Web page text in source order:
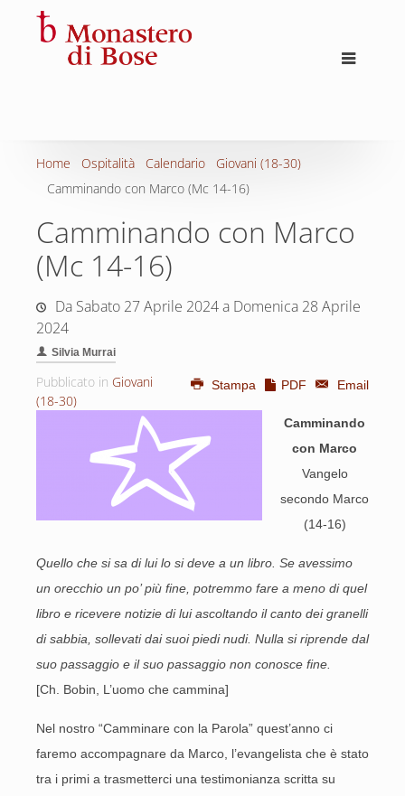
Home Ospitalità Calendario
Giovani (18-30)
Camminando con Marco (Mc 14-16)
Camminando con Marco
(Mc 14-16)
Da Sabato 27 Aprile 2024 a Domenica 28 Aprile
2024
Silvia Murrai
Pubblicato in Giovani
(18-30)
Stampa PDF Email
Camminando
con Marco
Vangelo
secondo Marco
(14-16)
Quello che si sa di lui lo si deve a un libro. Se avessimo
un orecchio un po’ più fine, potremmo fare a meno di quel
libro e ricevere notizie di lui ascoltando il canto dei granelli
di sabbia, sollevati dai suoi piedi nudi. Nulla si riprende dal
suo passaggio e il suo passaggio non conosce fine.
[Ch. Bobin, L’uomo che cammina]
Nel nostro “Camminare con la Parola” quest’anno ci
faremo accompagnare da Marco, l’evangelista che è stato
tra i primi a trasmetterci una testimonianza scritta su